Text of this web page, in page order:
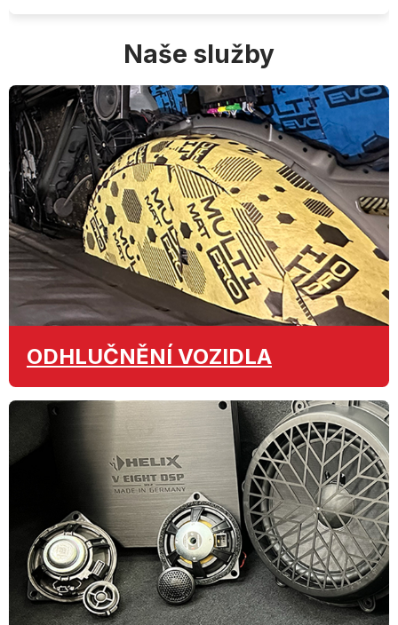
Naše služby
ODHLUČNĚNÍ VOZIDLA